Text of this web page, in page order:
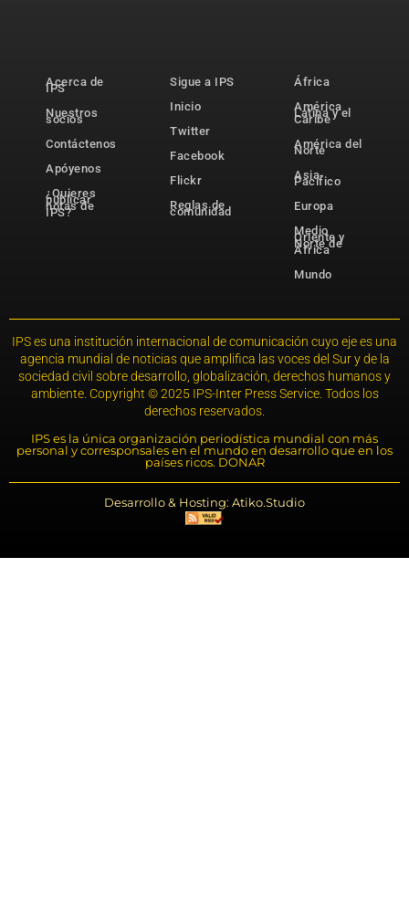
Acerca de
IPS
Nuestros
socios
Contáctenos
Apóyenos
¿Quieres
publicar
notas de
IPS?
Sigue a IPS
Inicio
Twitter
Facebook
Flickr
Reglas de
comunidad
África
América
Latina y el
Caribe
América del
Norte
Asia-
Pacífico
Europa
Medio
Oriente y
Norte de
África
Mundo
IPS es una institución internacional de comunicación cuyo eje es una
agencia mundial de noticias que amplifica las voces del Sur y de la
sociedad civil sobre desarrollo, globalización, derechos humanos y
ambiente. Copyright © 2025 IPS-Inter Press Service. Todos los
derechos reservados.
IPS es la única organización periodística mundial con más
personal y corresponsales en el mundo en desarrollo que en los
países ricos. DONAR
Desarrollo & Hosting: Atiko.Studio